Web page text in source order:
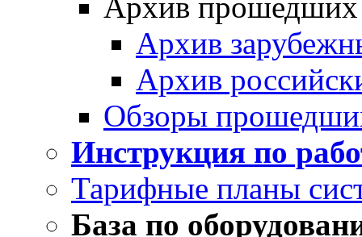
Архив
Архив
Обзоры
Инструкция по
Тарифные планы
База по